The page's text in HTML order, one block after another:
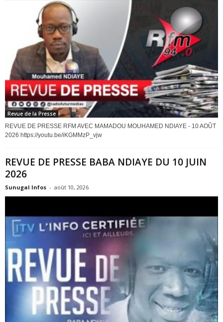
Revue de la Presse
REVUE DE PRESSE RFM AVEC MAMADOU MOUHAMED NDIAYE - 10 AOÛT
2026 https://youtu.be/iKGMMzP_vjw
REVUE DE PRESSE BABA NDIAYE DU 10 JUIN
2026
Sunugal Infos - août 10, 2026